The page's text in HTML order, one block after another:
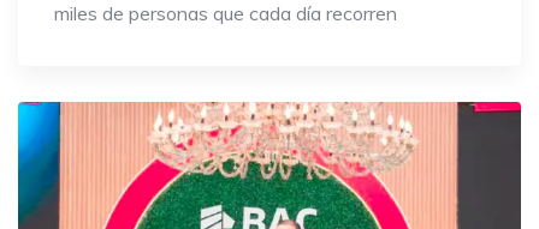
miles de personas que cada día recorren